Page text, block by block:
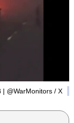
| @WarMonitors / X